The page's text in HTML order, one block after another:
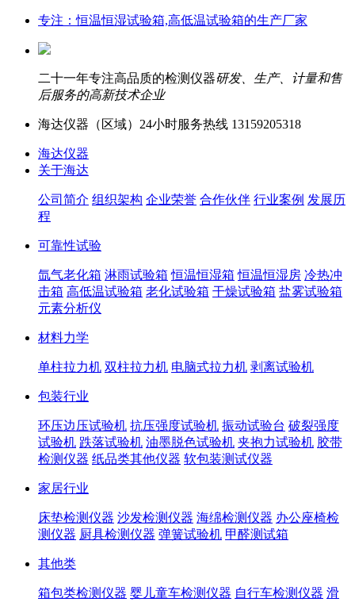
专注：恒温恒湿试验箱,高低温试验箱的生产厂家
二十一年专注高品质的检测仪器研发、生产、计量和售
后服务的高新技术企业
海达仪器（ 区域）24小时服务热线 13159205318
海达仪器
关于海达
公司简介 组织架构 企业荣誉 合作伙伴 行业案例 发展历
程
可靠性试验
氙气老化箱 淋雨试验箱 恒温恒湿箱 恒温恒湿房 冷热冲
击箱 高低温试验箱 老化试验箱 干燥试验箱 盐雾试验箱
元素分析仪
材料力学
单柱拉力机 双柱拉力机 电脑式拉力机 剥离试验机
包装行业
环压边压试验机 抗压强度试验机 振动试验台 破裂强度
试验机 跌落试验机 油墨脱色试验机 夹抱力试验机 胶带
检测仪器 纸品类其他仪器 软包装测试仪器
家居行业
床垫检测仪器 沙发检测仪器 海绵检测仪器 办公座椅检
测仪器 厨具检测仪器 弹簧试验机 甲醛测试箱
其他类
箱包类检测仪器 婴儿童车检测仪器 自行车检测仪器 滑